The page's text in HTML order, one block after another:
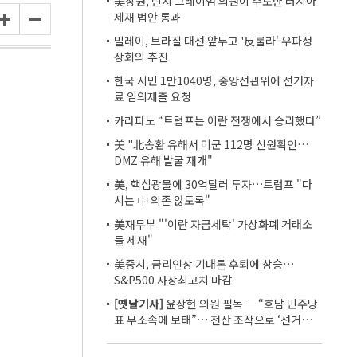
제재 법안 통과
밀레이, 브라질 대선 앞두고 '反룰라' 우파정
상회의 추진
한국 시민 1만1040명, 중앙선관위에 선거자
료 임의제출 요청
카라파노 “트럼프는 이란 전쟁에서 승리했다”
美 "北송환 유해서 미군 112명 신원확인…
DMZ 유해 발굴 재개"
美, 핵심광물에 30억달러 투자…트럼프 "다
시는 中 의존 않도록"
美재무부 "'이란 자금세탁' 가상화폐 거래소
들 제재"
美증시, 금리인상 기대론 후퇴에 상승…
S&P500 사상최고치 마감
[옛날기사] 윤상현 의원 필독 ㅡ “호남 민주당
표 무소속에 보태”… 전산 조작으로 ‘선거비